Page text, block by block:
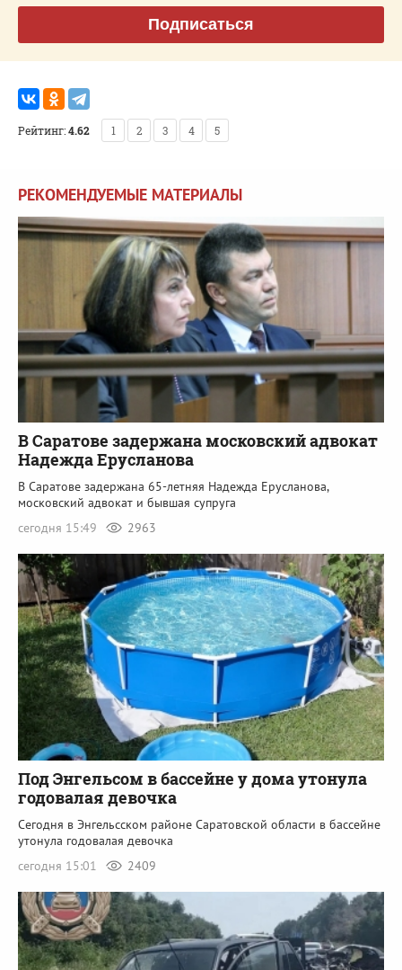
Подписаться
Рейтинг:4.62 1 2 3 4 5
РЕКОМЕНДУЕМЫЕ МАТЕРИАЛЫ
В Саратове задержана московский адвокат
Надежда Ерусланова
В Саратове задержана 65-летняя Надежда Ерусланова,
московский адвокат и бывшая супруга
сегодня 15:49
2963
Под Энгельсом в бассейне у дома утонула
годовалая девочка
Сегодня в Энгельсском районе Саратовской области в бассейне
утонула годовалая девочка
сегодня 15:01
2409